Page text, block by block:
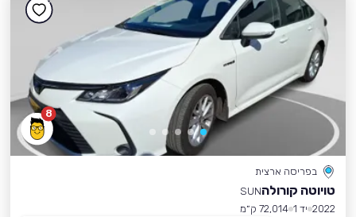
8
בפריסה ארצית
טויוטה קורולהSUN
2022 יד 1
72,014 ק״מ